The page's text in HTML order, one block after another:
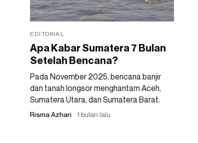
EDITORIAL
Apa Kabar Sumatera 7 Bulan
Setelah Bencana?
Pada November 2025, bencana banjir
dan tanah longsor menghantam Aceh,
Sumatera Utara, dan Sumatera Barat.
Risma Azhari 1 bulan lalu